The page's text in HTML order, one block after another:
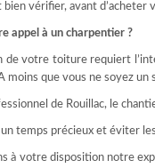
bien vérifier, avant
appel à un charpentier ?
de votre toiture requiert
moins que vous ne soyez un
de Rouillac, le
temps précieux et éviter
à votre disposition notre